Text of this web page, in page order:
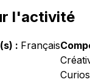
l'activité
: Français